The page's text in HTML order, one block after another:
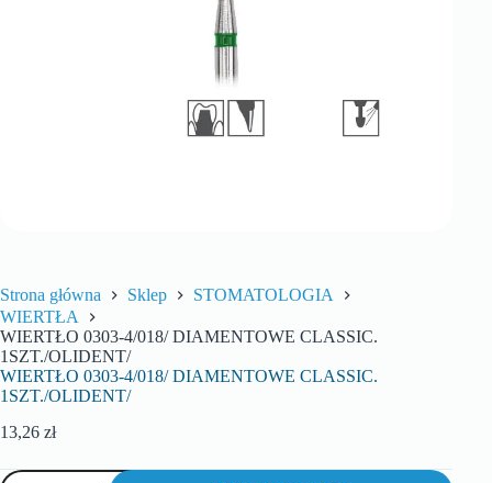
Strona główna Sklep
STOMATOLOGIA
WIERTŁA
WIERTŁO 0303-4/018/ DIAMENTOWE CLASSIC.
1SZT./OLIDENT/
WIERTŁO 0303-4/018/ DIAMENTOWE CLASSIC.
1SZT./OLIDENT/
13,26 zł